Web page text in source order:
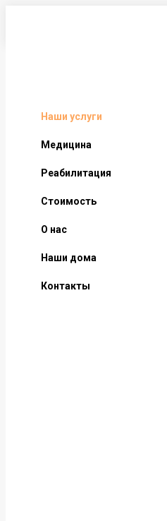
Наши услуги
Медицина
Реабилитация
Стоимость
О нас
Наши дома
Контакты